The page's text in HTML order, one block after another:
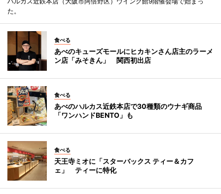
た。
食べる
あべのキューズモールにヒカキンさん店主のラーメ
ン店「みそきん」 関西初出店
食べる
あべのハルカス近鉄本店で30種類のウナギ商品
「ワンハンドBENTO」も
食べる
天王寺ミオに「スターバックス ティー＆カフ
ェ」 ティーに特化